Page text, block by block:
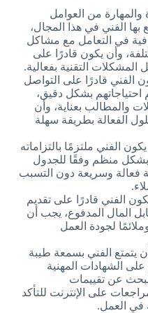
والمهارة من العوامل
بها الفني في هذا المجال،
في التعامل مع مشاكل
وأن يكون قادرًا على
المشكلات التقنية بفعالية.
الفني قادرًا على التواصل
بشكل دقيق،
والمطالب بعناية، وأن
الفعالة بطريقة سهلة
الفني ملتزمًا بالتزاماته
بشكل منظم وفقًا للجدول
فعالة وسريعة دون التسبب
الفني قادرًا على تقديم
المال المدفوع، يجب أن
لجودة العمل
يتمتع الفني بسمعة طيبة
الشهادات المهنية
عن تقييمات
على الإنترنت للتأكد
في العمل.